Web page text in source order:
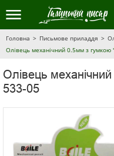
Головна Письмове приладдя
Олівець механічний 0.5мм з гумкою
Олівець
533-05